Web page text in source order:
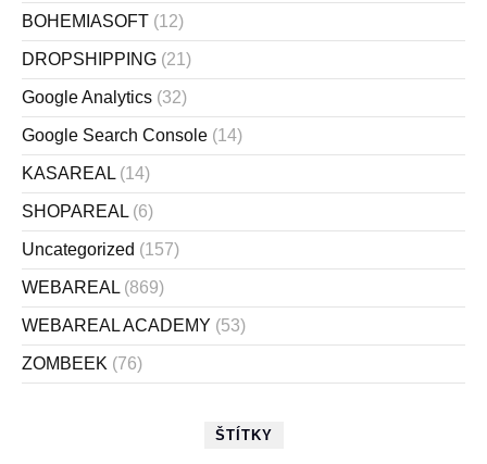
BOHEMIASOFT (12)
DROPSHIPPING (21)
Google Analytics (32)
Google Search Console (14)
KASAREAL (14)
SHOPAREAL (6)
Uncategorized (157)
WEBAREAL (869)
WEBAREAL ACADEMY (53)
ZOMBEEK (76)
ŠTÍTKY